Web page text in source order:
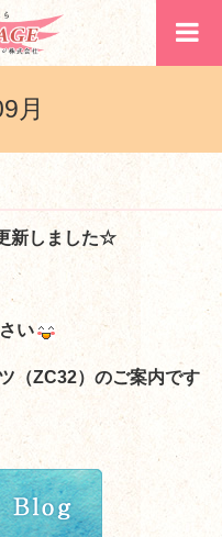
月
新しました☆
い
（ZC32）のご案内です